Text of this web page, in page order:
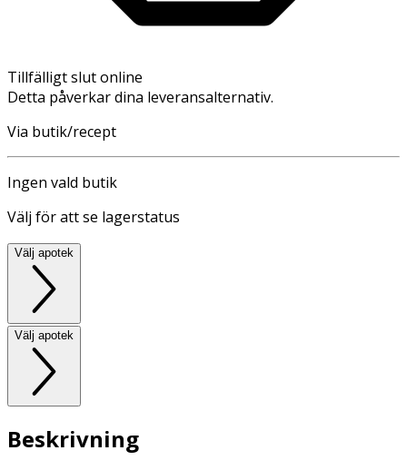
Tillfälligt slut online
Detta påverkar dina leveransalternativ.
Via butik/recept
Ingen vald butik
Välj för att se lagerstatus
Välj apotek
Välj apotek
Beskrivning